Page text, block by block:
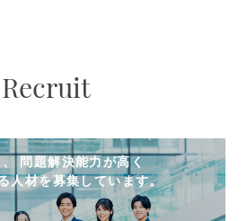
Recruit
問題解決能力が高く
人材を募集しています。